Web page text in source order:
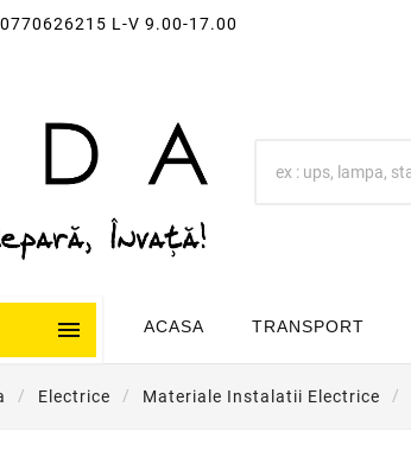
L-V 9.00-17.00
 ACASA TRANSPORT
Electrice Materiale Instalatii Electrice